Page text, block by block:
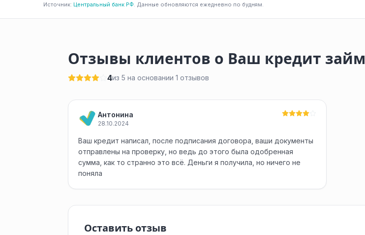
Источник: Центральный банк РФ. Данные обновляются ежедневно по будням.
Отзывы клиентов о Ваш кредит займ
4из 5 на основании 1 отзывов
Антонина
28.10.2024
Ваш кредит написал, после подписания договора, ваши документы
отправлены на проверку, но ведь до этого была одобренная
сумма, как то странно это всё. Деньги я получила, но ничего не
поняла
Оставить отзыв